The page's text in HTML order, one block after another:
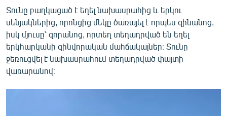
ՀԵՏԵՎԵՔ ՄԵԶ
«Ազատության» բոլոր կայքերը
Տունը բաղկացած է եղել նախասրահից և երկու
սենյակներից, որոնցից մեկը ծառայել է որպես զինանոց,
իսկ մյուսը՝ զորանոց, որտեղ տեղադրված են եղել
երկհարկանի զինվորական մահճակալներ։ Տունը
ջեռուցվել է նախասրահում տեղադրված փայտի
վառարանով։